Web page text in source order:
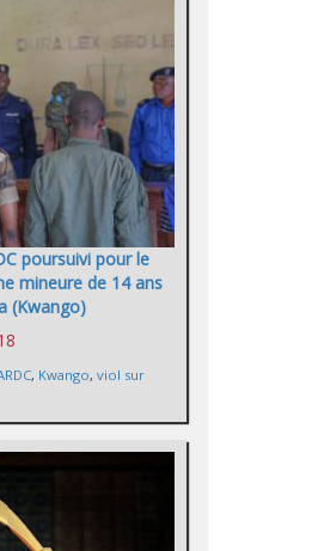
poursuivi pour le
mineure de 14 ans
(Kwango)
, Kwango, viol sur